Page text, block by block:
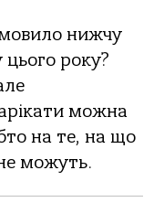
нижчу
цього року?
можна
на те, на що
можуть.